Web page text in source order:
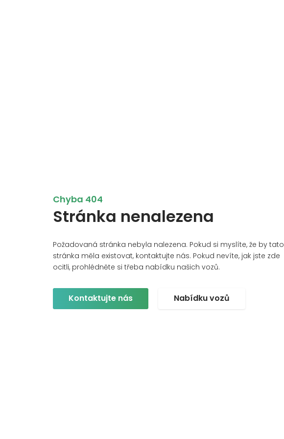
Chyba 404
Stránka nenalezena
Požadovaná stránka nebyla nalezena. Pokud si myslíte, že by tato
stránka měla existovat, kontaktujte nás. Pokud nevíte, jak jste zde
ocitli, prohlédněte si třeba nabídku našich vozů.
Kontaktujte nás Nabídku vozů